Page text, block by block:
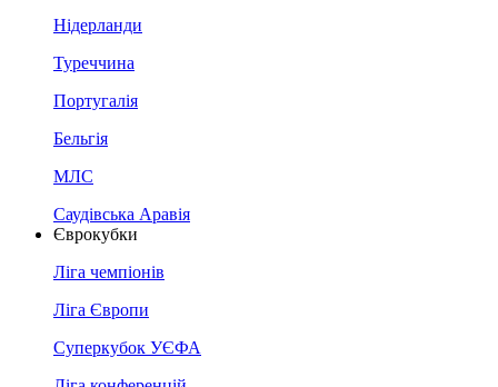
Нідерланди
Туреччина
Португалія
Бельгія
МЛС
Саудівська Аравія
Єврокубки
Ліга чемпіонів
Ліга Європи
Суперкубок УЄФА